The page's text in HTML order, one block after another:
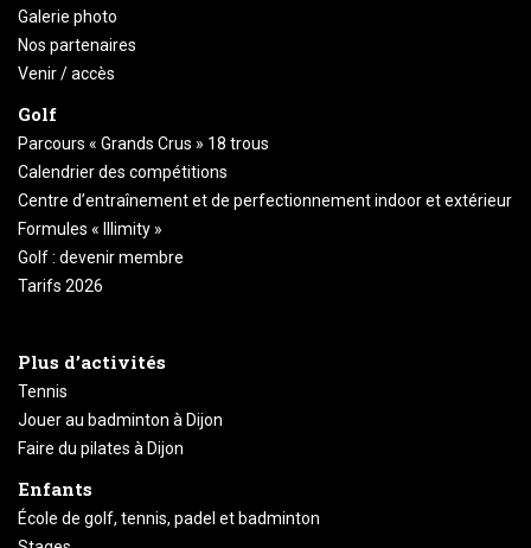
Galerie photo
Nos partenaires
Venir / accès
Golf
Parcours « Grands Crus » 18 trous
Calendrier des compétitions
Centre d’entraînement et de perfectionnement indoor et extérieur
Formules « Illimity »
Golf : devenir membre
Tarifs 2026
Plus d’activités
Tennis
Jouer au badminton à Dijon
Faire du pilates à Dijon
Enfants
École de golf, tennis, padel et badminton